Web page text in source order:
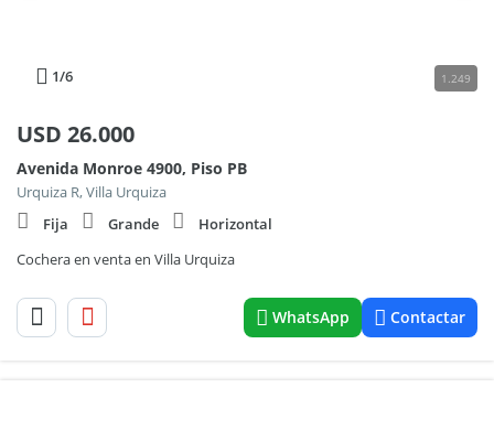
1/6 1.249
USD 26.000
Avenida Monroe 4900, Piso PB
Urquiza R, Villa Urquiza
Fija
Grande
Horizontal
Cochera en venta en Villa Urquiza
WhatsApp Contactar